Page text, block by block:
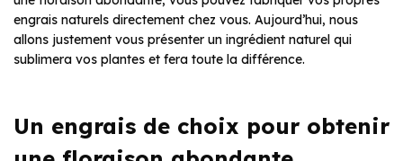
engrais naturels directement chez vous. Aujourd’hui, nous
allons justement vous présenter un ingrédient naturel qui
sublimera vos plantes et fera toute la différence.
Un engrais de choix pour obtenir